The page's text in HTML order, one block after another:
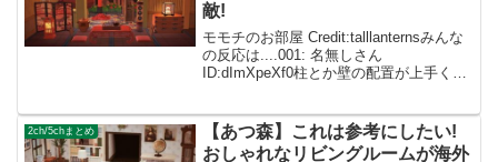
敵!
モモチのお部屋 Credit:talllanternsみんな
の反応は....001: 名無しさん
ID:dImXpeXf0柱とか壁の配置が上手くて
敵✨ 00...
2ch/5chまとめ
【あつ森】これは参考にしたい!
おしゃれなリビングルームが海外